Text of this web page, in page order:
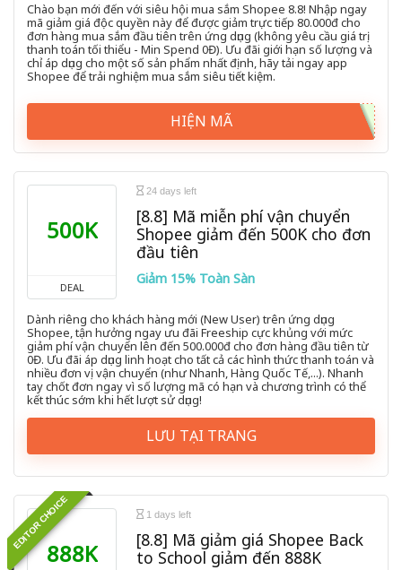
Chào bạn mới đến với siêu hội mua sắm Shopee 8.8! Nhập ngay
mã giảm giá độc quyền này để được giảm trực tiếp 80.000đ cho
đơn hàng mua sắm đầu tiên trên ứng dụng (không yêu cầu giá trị
thanh toán tối thiểu - Min Spend 0Đ). Ưu đãi giới hạn số lượng và
chỉ áp dụng cho một số sản phẩm nhất định, hãy tải ngay app
Shopee để trải nghiệm mua sắm siêu tiết kiệm.
HIỆN MÃ
500K
DEAL
24 days left
[8.8] Mã miễn phí vận chuyển
Shopee giảm đến 500K cho đơn
đầu tiên
Giảm 15% Toàn Sàn
Dành riêng cho khách hàng mới (New User) trên ứng dụng
Shopee, tận hưởng ngay ưu đãi Freeship cực khủng với mức
giảm phí vận chuyển lên đến 500.000đ cho đơn hàng đầu tiên từ
0Đ. Ưu đãi áp dụng linh hoạt cho tất cả các hình thức thanh toán và
nhiều đơn vị vận chuyển (như Nhanh, Hàng Quốc Tế,...). Nhanh
tay chốt đơn ngay vì số lượng mã có hạn và chương trình có thể
kết thúc sớm khi hết lượt sử dụng!
LƯU TẠI TRANG
EDITOR CHOICE
888K
1 days left
[8.8] Mã giảm giá Shopee Back
to School giảm đến 888K